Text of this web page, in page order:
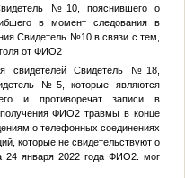
№10, пояснившего о
в момент следования в
Свидетель №10в связи с тем,
от ФИО2
свидетелейСвидетель №18
№5, которые являются
и противоречат записи в
ФИО2 травмы в конце
о телефонных соединениях
которые не свидетельствуют о
января 2022 года ФИО2. мог